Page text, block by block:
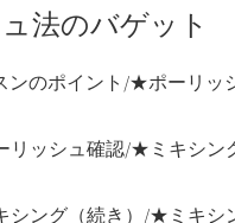
法のバゲット
ンのポイント/★ポーリッ
ッシュ確認/★ミキシン
ング（続き）/★ミキシ